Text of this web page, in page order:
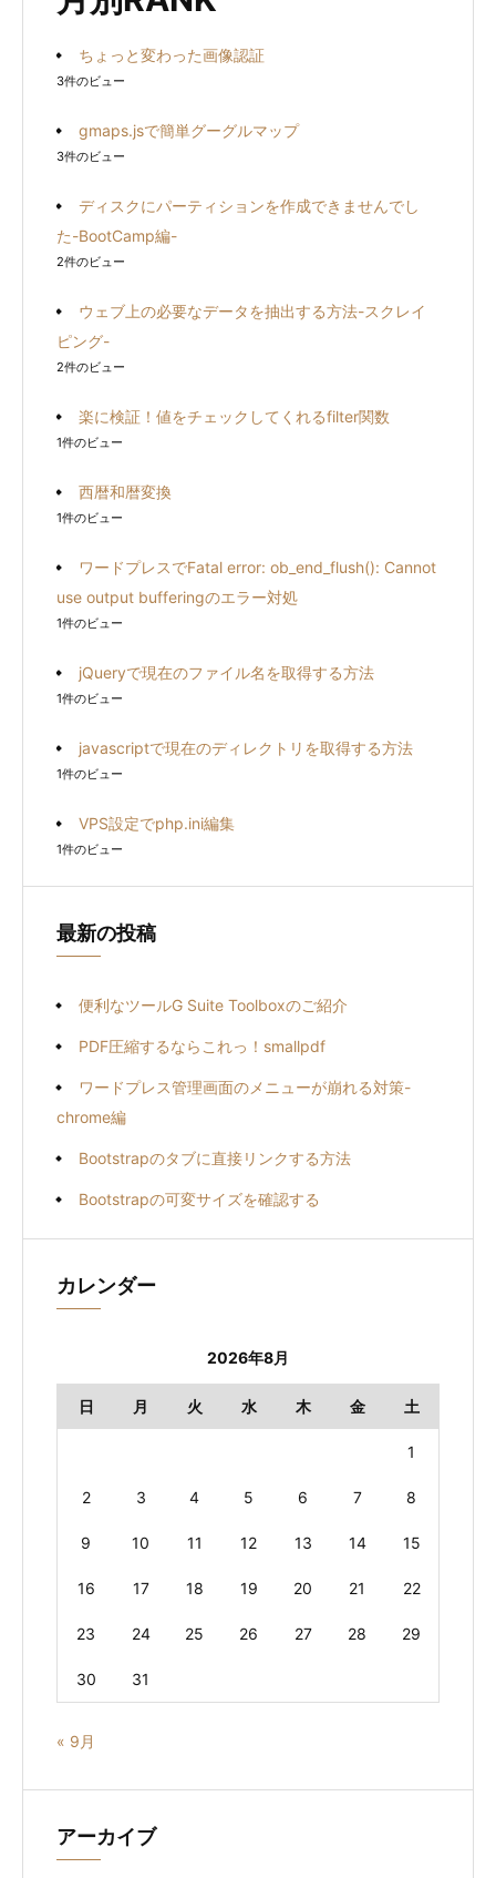
ちょっと変わった画像認証
3件のビュー
gmaps.jsで簡単グーグルマップ
3件のビュー
ディスクにパーティションを作成できませんでし
た-BootCamp編-
2件のビュー
ウェブ上の必要なデータを抽出する方法-スクレイ
ピング-
2件のビュー
楽に検証！値をチェックしてくれるfilter関数
1件のビュー
西暦和暦変換
1件のビュー
ワードプレスでFatal error: ob_end_flush(): Cannot
use output bufferingのエラー対処
1件のビュー
jQueryで現在のファイル名を取得する方法
1件のビュー
javascriptで現在のディレクトリを取得する方法
1件のビュー
VPS設定でphp.ini編集
1件のビュー
最新の投稿
便利なツールG Suite Toolboxのご紹介
PDF圧縮するならこれっ！smallpdf
ワードプレス管理画面のメニューが崩れる対策-
chrome編
Bootstrapのタブに直接リンクする方法
Bootstrapの可変サイズを確認する
カレンダー
2026年8月
日 月 火 水 木 金 土
1
2 3 4 5 6 7 8
9 10 11 12 13 14 15
16 17 18 19 20 21 22
23 24 25 26 27 28 29
30 31
« 9月
アーカイブ